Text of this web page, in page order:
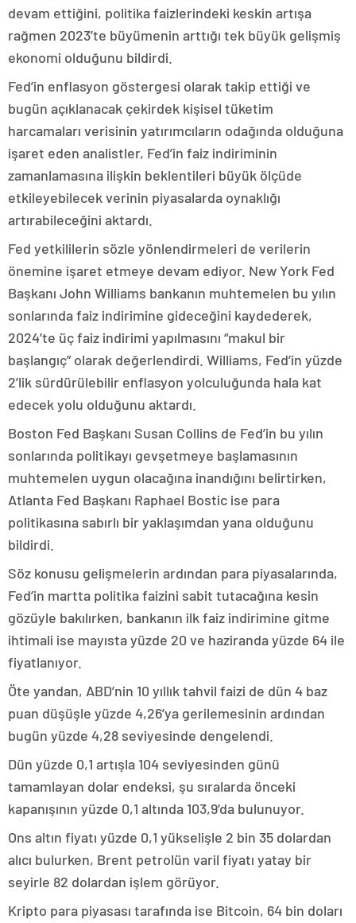
devam ettiğini, politika faizlerindeki keskin artışa
rağmen 2023’te büyümenin arttığı tek büyük gelişmiş
ekonomi olduğunu bildirdi.
Fed’in enflasyon göstergesi olarak takip ettiği ve
bugün açıklanacak çekirdek kişisel tüketim
harcamaları verisinin yatırımcıların odağında olduğuna
işaret eden analistler, Fed’in faiz indiriminin
zamanlamasına ilişkin beklentileri büyük ölçüde
etkileyebilecek verinin piyasalarda oynaklığı
artırabileceğini aktardı.
Fed yetkililerin sözle yönlendirmeleri de verilerin
önemine işaret etmeye devam ediyor. New York Fed
Başkanı John Williams bankanın muhtemelen bu yılın
sonlarında faiz indirimine gideceğini kaydederek,
2024’te üç faiz indirimi yapılmasını “makul bir
başlangıç” olarak değerlendirdi. Williams, Fed’in yüzde
2’lik sürdürülebilir enflasyon yolculuğunda hala kat
edecek yolu olduğunu aktardı.
Boston Fed Başkanı Susan Collins de Fed’in bu yılın
sonlarında politikayı gevşetmeye başlamasının
muhtemelen uygun olacağına inandığını belirtirken,
Atlanta Fed Başkanı Raphael Bostic ise para
politikasına sabırlı bir yaklaşımdan yana olduğunu
bildirdi.
Söz konusu gelişmelerin ardından para piyasalarında,
Fed’in martta politika faizini sabit tutacağına kesin
gözüyle bakılırken, bankanın ilk faiz indirimine gitme
ihtimali ise mayısta yüzde 20 ve haziranda yüzde 64 ile
fiyatlanıyor.
Öte yandan, ABD’nin 10 yıllık tahvil faizi de dün 4 baz
puan düşüşle yüzde 4,26’ya gerilemesinin ardından
bugün yüzde 4,28 seviyesinde dengelendi.
Dün yüzde 0,1 artışla 104 seviyesinden günü
tamamlayan dolar endeksi, şu sıralarda önceki
kapanışının yüzde 0,1 altında 103,9’da bulunuyor.
Ons altın fiyatı yüzde 0,1 yükselişle 2 bin 35 dolardan
alıcı bulurken, Brent petrolün varil fiyatı yatay bir
seyirle 82 dolardan işlem görüyor.
Kripto para piyasası tarafında ise Bitcoin, 64 bin doları